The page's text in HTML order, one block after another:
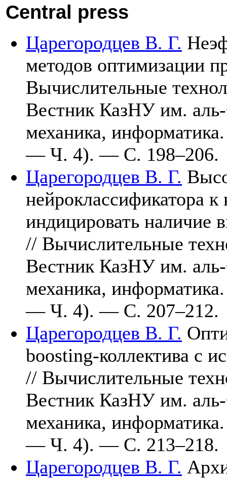
Central press
Царегородцев В. Г.
методов оптимизации
Вычислительные
Вестник КазНУ им.
механика,
— Ч. 4). — С. 198–206.
Царегородцев В. Г.
нейроклассификатора
индицировать наличие
// Вычислительные
Вестник КазНУ им.
механика,
— Ч. 4). — С. 207–212.
Царегородцев В. Г.
boosting-коллектива с
// Вычислительные
Вестник КазНУ им.
механика,
— Ч. 4). — С. 213–218.
Царегородцев В. Г.